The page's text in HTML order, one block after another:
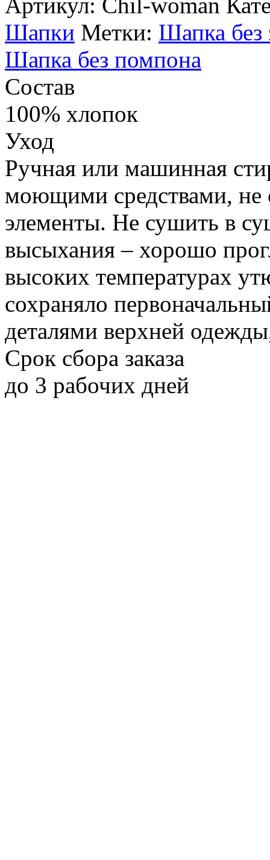
Шапки Метки: Шапка без
Шапка без помпона
Состав
100% хлопок
Уход
Ручная или машинная
моющими средствами,
элементы. Не сушить в
высыхания – хорошо
высоких температурах
сохраняло
деталями верхней
Срок сбора заказа
до 3 рабочих дней